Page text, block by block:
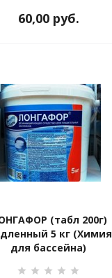
60,00 руб.
(табл 200г)
5 кг (Химия
для бассейна)